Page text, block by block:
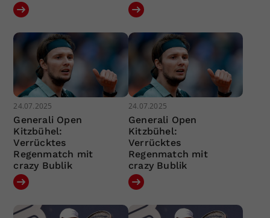
24.07.2025
Generali Open
Kitzbühel:
Verrücktes
Regenmatch mit
crazy Bublik
24.07.2025
Generali Open
Kitzbühel:
Verrücktes
Regenmatch mit
crazy Bublik